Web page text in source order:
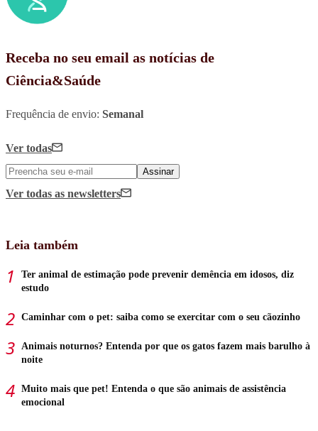
Receba no seu email as notícias de
Ciência&Saúde
Frequência de envio: Semanal
Ver todas
Assinar
Ver todas as newsletters
Leia também
Ter animal de estimação pode prevenir demência em idosos, diz
estudo
Caminhar com o pet: saiba como se exercitar com o seu cãozinho
Animais noturnos? Entenda por que os gatos fazem mais barulho à
noite
Muito mais que pet! Entenda o que são animais de assistência
emocional